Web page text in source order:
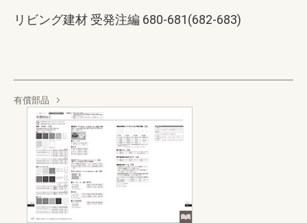
リビング建材 受発注編 680-681(682-683)
有償部品